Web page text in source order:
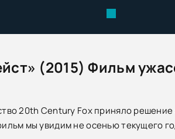
(2015) Фильм
20th Century Fox приняло решение
мы увидим не осенью текущего